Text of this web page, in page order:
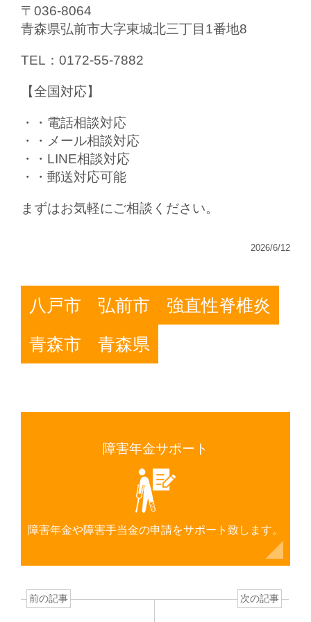
〒036-8064
青森県弘前市大字東城北三丁目1番地8
TEL：0172-55-7882
【全国対応】
・・電話相談対応
・・メール相談対応
・・LINE相談対応
・・郵送対応可能
まずはお気軽にご相談ください。
2026/6/12
八戸市 弘前市
強直性脊椎炎
青森市
青森県
障害年金サポート
障害年金や障害手当金の申請をサポート致します。
前の記事 次の記事